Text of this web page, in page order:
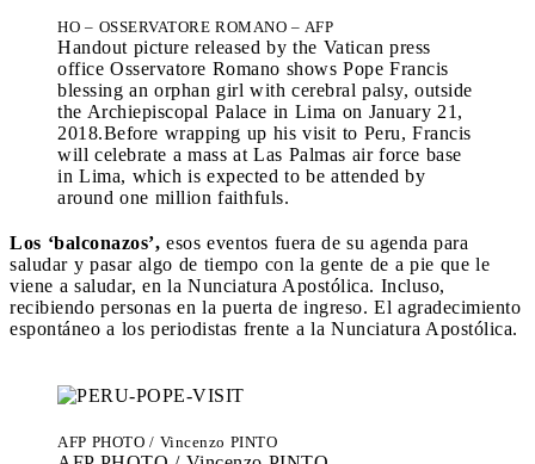
HO – OSSERVATORE ROMANO – AFP
Handout picture released by the Vatican press
office Osservatore Romano shows Pope Francis
blessing an orphan girl with cerebral palsy, outside
the Archiepiscopal Palace in Lima on January 21,
2018.Before wrapping up his visit to Peru, Francis
will celebrate a mass at Las Palmas air force base
in Lima, which is expected to be attended by
around one million faithfuls.
Los ‘balconazos’, esos eventos fuera de su agenda para
saludar y pasar algo de tiempo con la gente de a pie que le
viene a saludar, en la Nunciatura Apostólica. Incluso,
recibiendo personas en la puerta de ingreso. El agradecimiento
espontáneo a los periodistas frente a la Nunciatura Apostólica.
AFP PHOTO / Vincenzo PINTO